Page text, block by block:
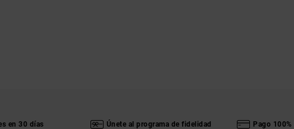
en 30 días Únete al programa de fidelidad Pago